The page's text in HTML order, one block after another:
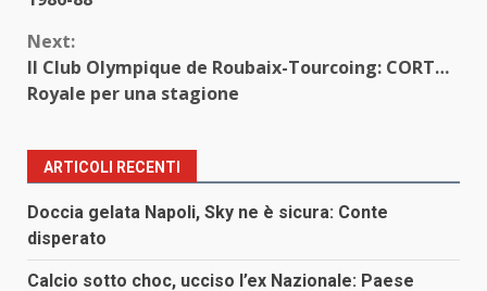
Next:
Il Club Olympique de Roubaix-Tourcoing: CORT…
Royale per una stagione
ARTICOLI RECENTI
Doccia gelata Napoli, Sky ne è sicura: Conte
disperato
Calcio sotto choc, ucciso l’ex Nazionale: Paese